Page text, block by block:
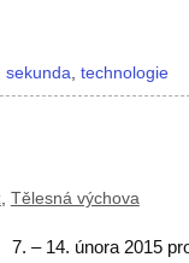
sekunda,technologie
, Tělesná výchova
7. – 14. února 2015